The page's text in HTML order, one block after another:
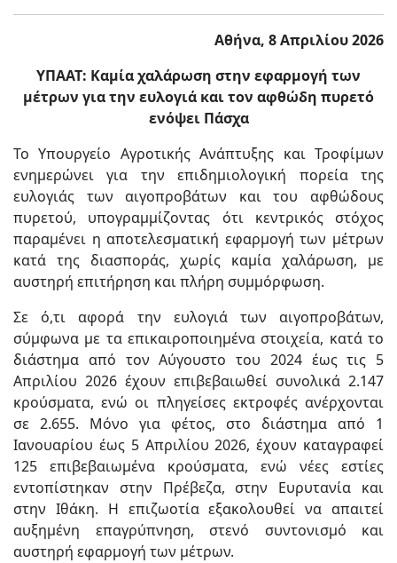
Αθήνα, 8 Απριλίου 2026
ΥΠΑΑΤ: Καμία χαλάρωση στην εφαρμογή των
μέτρων για την ευλογιά και τον αφθώδη πυρετό
ενόψει Πάσχα
Το Υπουργείο Αγροτικής Ανάπτυξης και Τροφίμων
ενημερώνει για την επιδημιολογική πορεία της
ευλογιάς των αιγοπροβάτων και του αφθώδους
πυρετού, υπογραμμίζοντας ότι κεντρικός στόχος
παραμένει η αποτελεσματική εφαρμογή των μέτρων
κατά της διασποράς, χωρίς καμία χαλάρωση, με
αυστηρή επιτήρηση και πλήρη συμμόρφωση.
Σε ό,τι αφορά την ευλογιά των αιγοπροβάτων,
σύμφωνα με τα επικαιροποιημένα στοιχεία, κατά το
διάστημα από τον Αύγουστο του 2024 έως τις 5
Απριλίου 2026 έχουν επιβεβαιωθεί συνολικά 2.147
κρούσματα, ενώ οι πληγείσες εκτροφές ανέρχονται
σε 2.655. Μόνο για φέτος, στο διάστημα από 1
Ιανουαρίου έως 5 Απριλίου 2026, έχουν καταγραφεί
125 επιβεβαιωμένα κρούσματα, ενώ νέες εστίες
εντοπίστηκαν στην Πρέβεζα, στην Ευρυτανία και
στην Ιθάκη. Η επιζωοτία εξακολουθεί να απαιτεί
αυξημένη επαγρύπνηση, στενό συντονισμό και
αυστηρή εφαρμογή των μέτρων.